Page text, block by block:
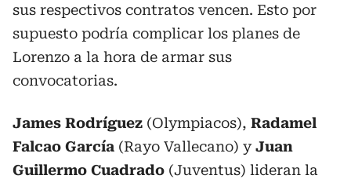
sus respectivos contratos vencen. Esto por
supuesto podría complicar los planes de
Lorenzo a la hora de armar sus
convocatorias.
James Rodríguez (Olympiacos), Radamel
Falcao García (Rayo Vallecano) yJuan
Guillermo Cuadrado (Juventus) lideran la